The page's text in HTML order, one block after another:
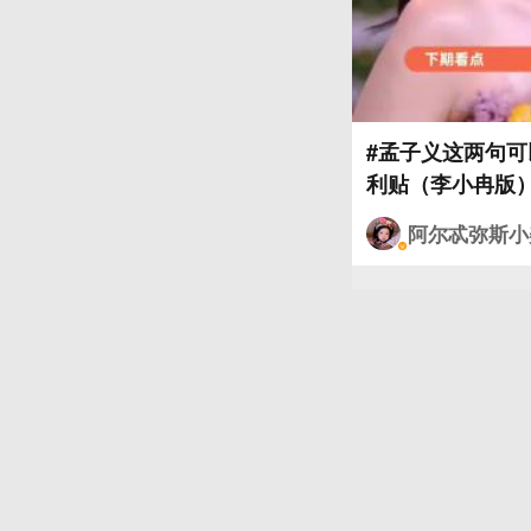
#孟子义这两句
利贴（李小冉版
号的时候孟子义
哈哈何与就是这
阿尔忒弥斯